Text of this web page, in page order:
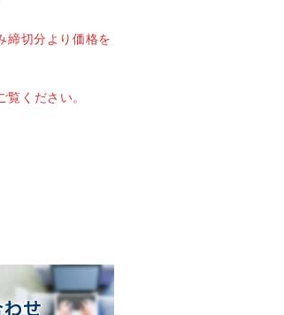
締切分より価格を
覧ください。